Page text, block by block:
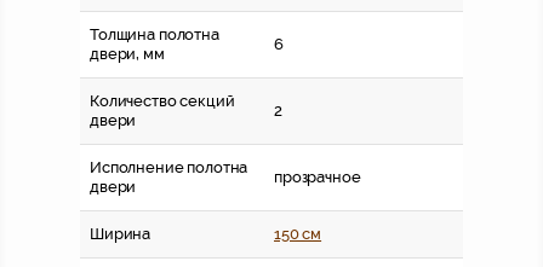
Толщина полотна
двери, мм
6
Количество секций
двери
2
Исполнение полотна
двери
прозрачное
Ширина 150 см